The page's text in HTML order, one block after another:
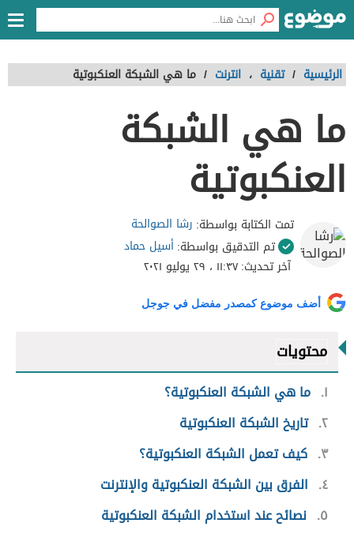
الرئيسية / تقنية ، انترنت / ما هي الشبكة العنكبوتية
ما هي الشبكة
العنكبوتية
تمت الكتابة بواسطة: رشا الصوالحة
تم التدقيق بواسطة:أسيل حماد
آخر تحديث:١١:٣٧ ، ٢٩ يوليو ٢٠٢١
أضف موضوع كمصدر مفضل في جوجل
محتويات
١ ما هي الشبكة العنكبوتية؟
٢ تاريخ الشبكة العنكبوتية
٣ كيف تعمل الشبكة العنكبوتية؟
٤
الفرق بين الشبكة العنكبوتية والإنترنت
٥ نصائح عند استخدام الشبكة العنكبوتية